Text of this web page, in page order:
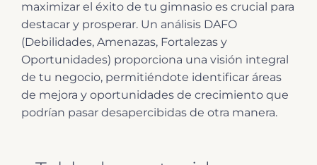
maximizar el éxito de tu gimnasio es crucial para
destacar y prosperar. Un análisis DAFO
(Debilidades, Amenazas, Fortalezas y
Oportunidades) proporciona una visión integral
de tu negocio, permitiéndote identificar áreas
de mejora y oportunidades de crecimiento que
podrían pasar desapercibidas de otra manera.